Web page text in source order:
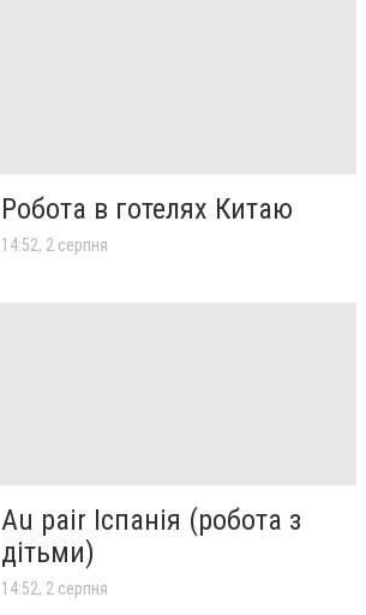
Робота в готелях Китаю
14:52, 2 серпня
Au pair Іспанія (робота з
дітьми)
14:52, 2 серпня